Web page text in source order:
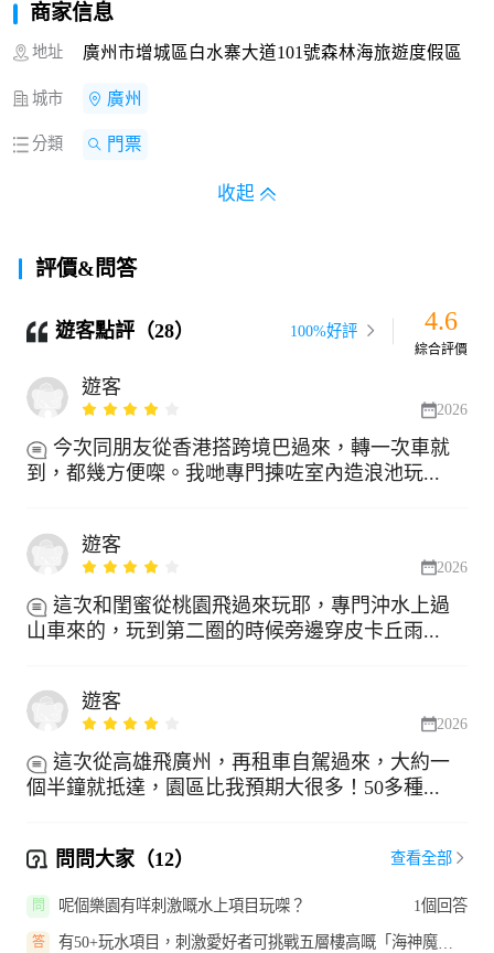
商家信息
地址 廣州市增城區白水寨大道101號森林海旅遊度假區
城市 廣州
分類 門票
收起
評價&問答
遊客點評（28） 100%好評 4.6
綜合評價
遊客
2026
今次同朋友從香港搭跨境巴過來，轉一次車就
到，都幾方便㗎。我哋專門揀咗室內造浪池玩...
遊客
2026
這次和閨蜜從桃園飛過來玩耶，專門沖水上過
山車來的，玩到第二圈的時候旁邊穿皮卡丘雨...
遊客
2026
這次從高雄飛廣州，再租車自駕過來，大約一
個半鐘就抵達，園區比我預期大很多！50多種...
問問大家（12） 查看全部
問 呢個樂園有咩刺激嘅水上項目玩㗎？ 1個回答
答
有50+玩水項目，刺激愛好者可挑戰五層樓高嘅「海神魔力